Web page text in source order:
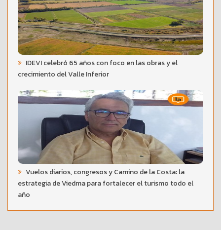
IDEVI celebró 65 años con foco en las obras y el
crecimiento del Valle Inferior
Vuelos diarios, congresos y Camino de la Costa: la
estrategia de Viedma para fortalecer el turismo todo el
año